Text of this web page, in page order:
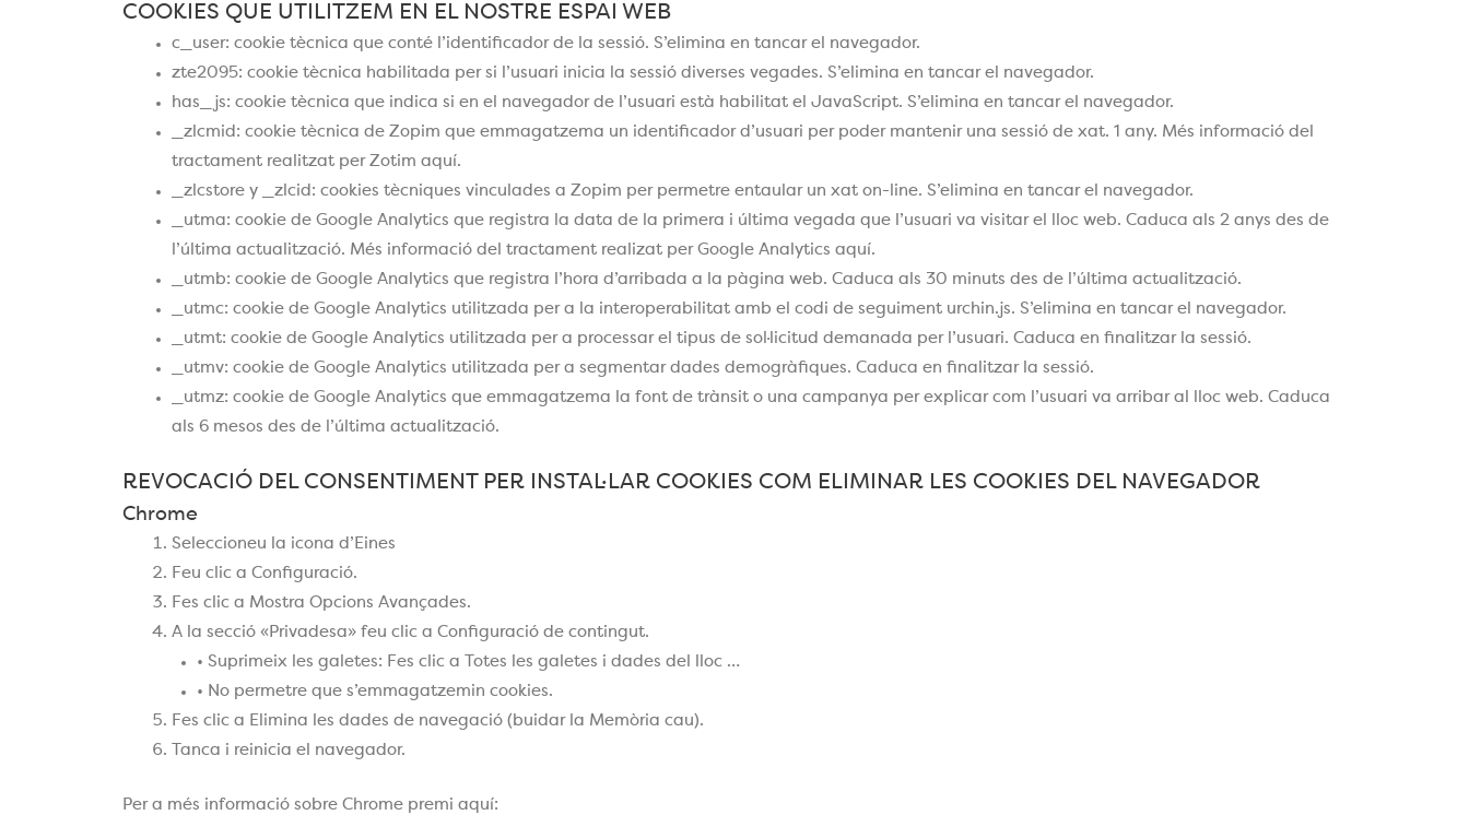
COOKIES QUE UTILITZEM EN EL NOSTRE ESPAI WEB
c_user: cookie tècnica que conté l’identificador de la sessió. S’elimina en tancar el navegador.
zte2095: cookie tècnica habilitada per si l’usuari inicia la sessió diverses vegades. S’elimina en tancar el navegador.
has_js: cookie tècnica que indica si en el navegador de l’usuari està habilitat el JavaScript. S’elimina en tancar el navegador.
_zlcmid: cookie tècnica de Zopim que emmagatzema un identificador d’usuari per poder mantenir una sessió de xat. 1 any. Més informació del
tractament realitzat per Zotim aquí.
_zlcstore y _zlcid: cookies tècniques vinculades a Zopim per permetre entaular un xat on-line. S’elimina en tancar el navegador.
_utma: cookie de Google Analytics que registra la data de la primera i última vegada que l’usuari va visitar el lloc web. Caduca als 2 anys des de
l’última actualització. Més informació del tractament realizat per Google Analytics aquí.
_utmb: cookie de Google Analytics que registra l’hora d’arribada a la pàgina web. Caduca als 30 minuts des de l’última actualització.
_utmc: cookie de Google Analytics utilitzada per a la interoperabilitat amb el codi de seguiment urchin.js. S’elimina en tancar el navegador.
_utmt: cookie de Google Analytics utilitzada per a processar el tipus de sol·licitud demanada per l’usuari. Caduca en finalitzar la sessió.
_utmv: cookie de Google Analytics utilitzada per a segmentar dades demogràfiques. Caduca en finalitzar la sessió.
_utmz: cookie de Google Analytics que emmagatzema la font de trànsit o una campanya per explicar com l’usuari va arribar al lloc web. Caduca
als 6 mesos des de l’última actualització.
REVOCACIÓ DEL CONSENTIMENT PER INSTAL·LAR COOKIES COM ELIMINAR LES COOKIES DEL NAVEGADOR
Chrome
Seleccioneu la icona d’Eines
Feu clic a Configuració.
Fes clic a Mostra Opcions Avançades.
A la secció «Privadesa» feu clic a Configuració de contingut.
• Suprimeix les galetes: Fes clic a Totes les galetes i dades del lloc …
• No permetre que s’emmagatzemin cookies.
Fes clic a Elimina les dades de navegació (buidar la Memòria cau).
Tanca i reinicia el navegador.
Per a més informació sobre Chrome premi aquí: